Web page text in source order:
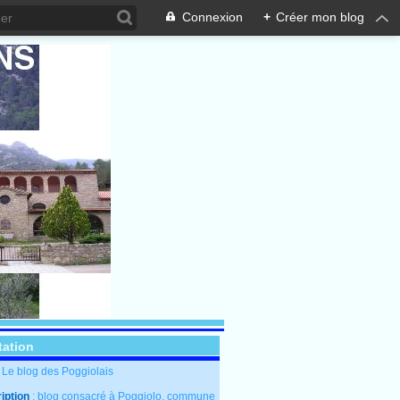
Connexion + Créer mon blog
Le blog des Poggiolais
: blog consacré à Poggiolo, commune